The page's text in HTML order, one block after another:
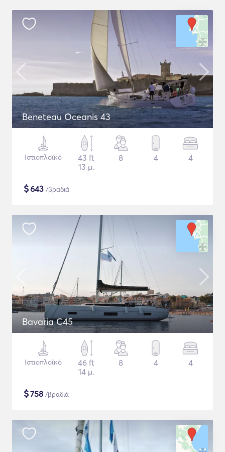
Beneteau Oceanis 43
Ιστιοπλοϊκό
43 ft
13 μ.
8 4 4
$643 /βραδιά
Bavaria C45
Ιστιοπλοϊκό
46 ft
14 μ.
8 4 4
$758 /βραδιά